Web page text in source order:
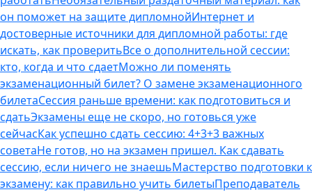
он поможет на защите дипломнойИнтернет и
достоверные источники для дипломной работы: где
искать, как проверитьВсе о дополнительной сессии:
кто, когда и что сдаетМожно ли поменять
экзаменационный билет? О замене экзаменационного
билетаСессия раньше времени: как подготовиться и
сдатьЭкзамены еще не скоро, но готовься уже
сейчасКак успешно сдать сессию: 4+3+3 важных
советаНе готов, но на экзамен пришел. Как сдавать
сессию, если ничего не знаешьМастерство подготовки к
экзамену: как правильно учить билетыПреподаватель